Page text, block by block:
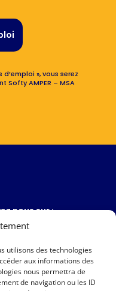
utilisons des technologies
aux informations des
nous permettra de
de navigation ou les ID
», vous serez
Softy AMPER – MSA
nous sur :